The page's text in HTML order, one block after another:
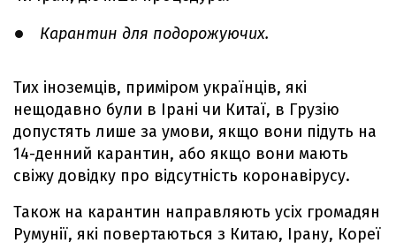
Карантин для подорожуючих.
Тих іноземців, приміром українців, які
нещодавно були в Ірані чи Китаї, в Грузію
допустять лише за умови, якщо вони підуть на
14-денний карантин, або якщо вони мають
свіжу довідку про відсутність коронавірусу.
Також на карантин направляють усіх громадян
Румунії, які повертаються з Китаю, Ірану, Кореї